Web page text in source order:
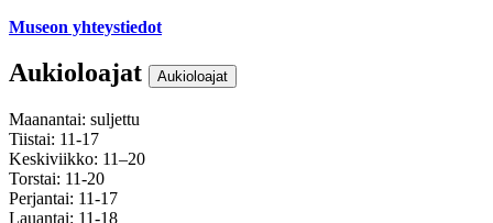
Museon yhteystiedot
Aukioloajat Aukioloajat
Maanantai: suljettu
Tiistai: 11-17
Keskiviikko: 11–20
Torstai: 11-20
Perjantai: 11-17
Lauantai: 11-18